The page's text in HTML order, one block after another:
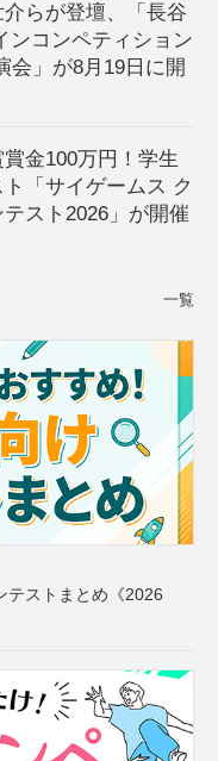
らが登壇、「長谷
ンコンペティション
会」が8月19日に開
賞金100万円！学生
「サイゲームス ク
スト2026」が開催
一覧
テストまとめ《2026